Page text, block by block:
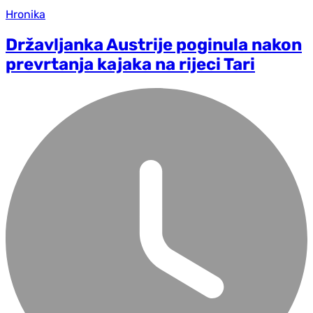
Hronika
Državljanka Austrije poginula nakon
prevrtanja kajaka na rijeci Tari